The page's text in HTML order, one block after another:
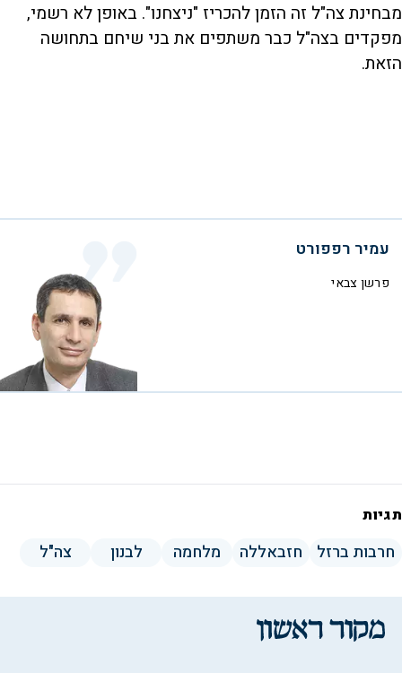
מבחינת צה"ל זה הזמן להכריז "ניצחנו". באופן לא רשמי,
מפקדים בצה"ל כבר משתפים את בני שיחם בתחושה
הזאת.
עמיר רפפורט
פרשן צבאי
תגיות
חרבות ברזל חזבאללה מלחמה לבנון צה"ל